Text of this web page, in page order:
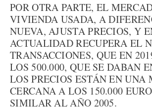
POR OTRA PARTE, EL
VIVIENDA USADA, A
NUEVA, AJUSTA PRECIOS, Y
ACTUALIDAD RECUPERA EL
TRANSACCIONES, QUE EN
LOS 500.000, QUE SE DABAN
LOS PRECIOS ESTÁN EN UNA
CERCANA A LOS 150.000
SIMILAR AL AÑO 2005.